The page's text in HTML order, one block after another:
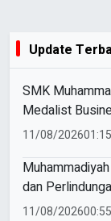
Update
SMK
Medalist
11/08/202601:15
dan
11/08/202600:55